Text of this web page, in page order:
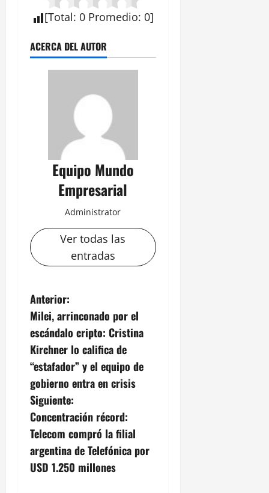
[Total: 0 Promedio: 0]
ACERCA DEL AUTOR
Equipo Mundo
Empresarial
Administrator
Ver todas las
entradas
N
a
v
e
g
a
c
i
Anterior:
Milei, arrinconado por el
escándalo cripto: Cristina
Kirchner lo califica de
“estafador” y el equipo de
gobierno entra en crisis
Siguiente:
Concentración récord:
Telecom compró la filial
argentina de Telefónica por
USD 1.250 millones